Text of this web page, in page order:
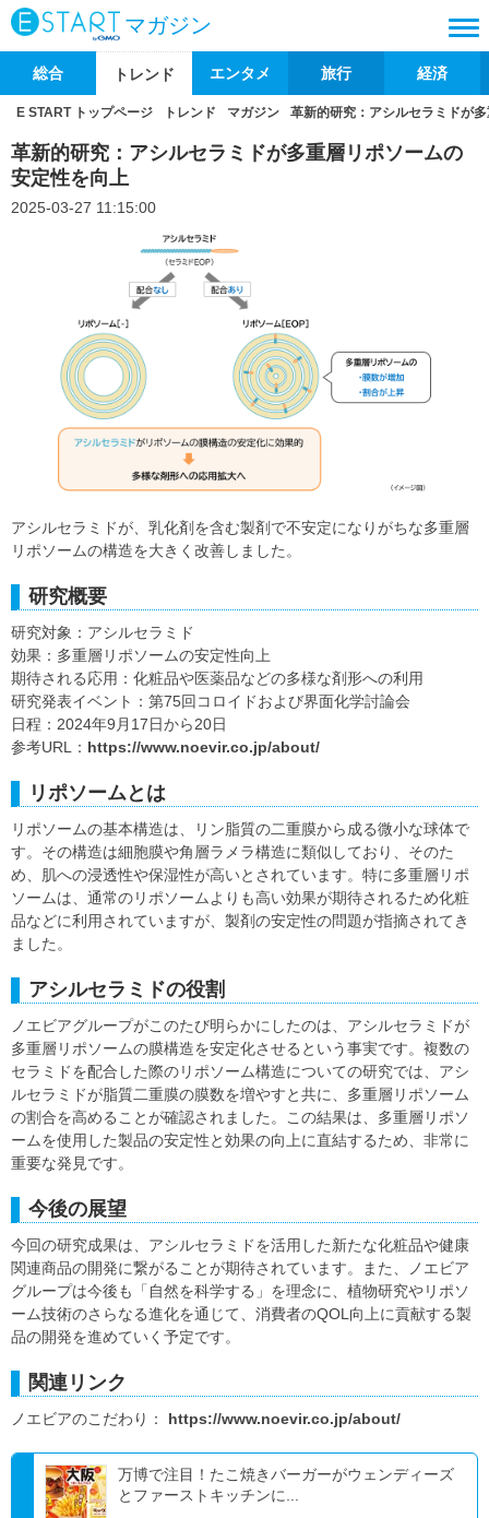
マガジン
総合 トレンド エンタメ 旅行 経済
E START トップページ トレンド マガジン 革新的研究：アシルセラミドが
革新的研究：アシルセラミドが多重層リポソームの
安定性を向上
2025-03-27 11:15:00
アシルセラミドが、乳化剤を含む製剤で不安定になりがちな多重層
リポソームの構造を大きく改善しました。
研究概要
研究対象：アシルセラミド
効果：多重層リポソームの安定性向上
期待される応用：化粧品や医薬品などの多様な剤形への利用
研究発表イベント：第75回コロイドおよび界面化学討論会
日程：2024年9月17日から20日
参考URL： https://www.noevir.co.jp/about/
リポソームとは
リポソームの基本構造は、リン脂質の二重膜から成る微小な球体で
す。その構造は細胞膜や角層ラメラ構造に類似しており、そのた
め、肌への浸透性や保湿性が高いとされています。特に多重層リポ
ソームは、通常のリポソームよりも高い効果が期待されるため化粧
品などに利用されていますが、製剤の安定性の問題が指摘されてき
ました。
アシルセラミドの役割
ノエビアグループがこのたび明らかにしたのは、アシルセラミドが
多重層リポソームの膜構造を安定化させるという事実です。複数の
セラミドを配合した際のリポソーム構造についての研究では、アシ
ルセラミドが脂質二重膜の膜数を増やすと共に、多重層リポソーム
の割合を高めることが確認されました。この結果は、多重層リポソ
ームを使用した製品の安定性と効果の向上に直結するため、非常に
重要な発見です。
今後の展望
今回の研究成果は、アシルセラミドを活用した新たな化粧品や健康
関連商品の開発に繋がることが期待されています。また、ノエビア
グループは今後も「自然を科学する」を理念に、植物研究やリポソ
ーム技術のさらなる進化を通じて、消費者のQOL向上に貢献する製
品の開発を進めていく予定です。
関連リンク
ノエビアのこだわり： https://www.noevir.co.jp/about/
万博で注目！たこ焼きバーガーがウェンディーズ
とファーストキッチンに...